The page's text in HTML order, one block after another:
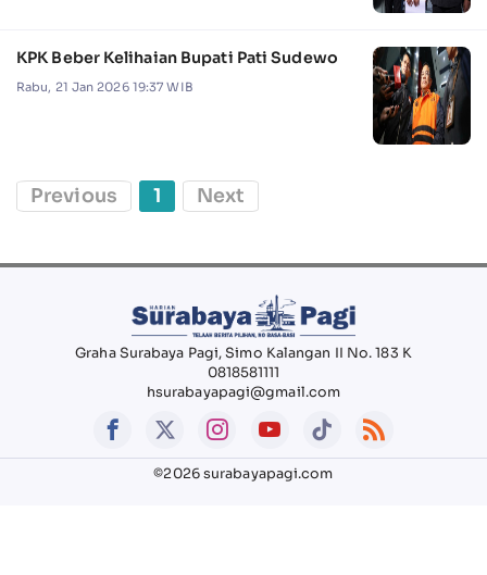
KPK Beber Kelihaian Bupati Pati Sudewo
Rabu, 21 Jan 2026 19:37 WIB
Previous 1 Next
Graha Surabaya Pagi, Simo Kalangan II No. 183 K
0818581111
hsurabayapagi@gmail.com
©2026 surabayapagi.com